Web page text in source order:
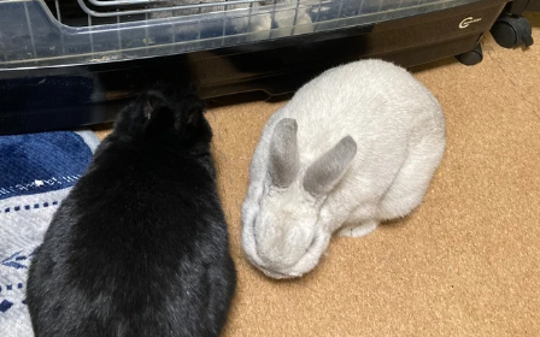
なんだこれ？うさぎちゃんと遊べない＝いわし先生さん
（@IWASHI_0723）提供